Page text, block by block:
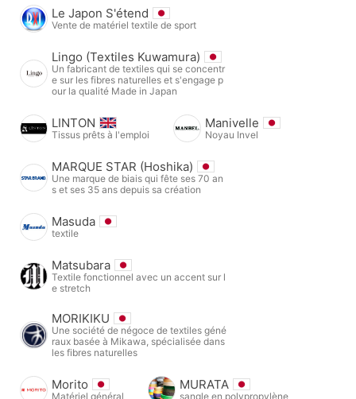
Le Japon S'étend
Vente de matériel textile de sport
Lingo (Textiles Kuwamura)
Un fabricant de textiles qui se concentr
e sur les fibres naturelles et s'engage p
our la qualité Made in Japan
LINTON
Tissus prêts à l'emploi
Manivelle
Noyau Invel
MARQUE STAR (Hoshika)
Une marque de biais qui fête ses 70 an
s et ses 35 ans depuis sa création
Masuda
textile
Matsubara
Textile fonctionnel avec un accent sur l
e stretch
MORIKIKU
Une société de négoce de textiles géné
raux basée à Mikawa, spécialisée dans
les fibres naturelles
Morito
Matériel général
MURATA
sangle en polypropylène